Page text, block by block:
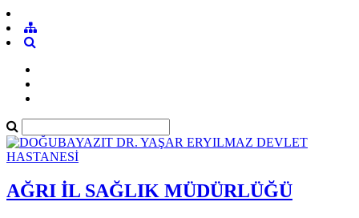
AĞRI İL SAĞLIK MÜDÜRLÜĞÜ